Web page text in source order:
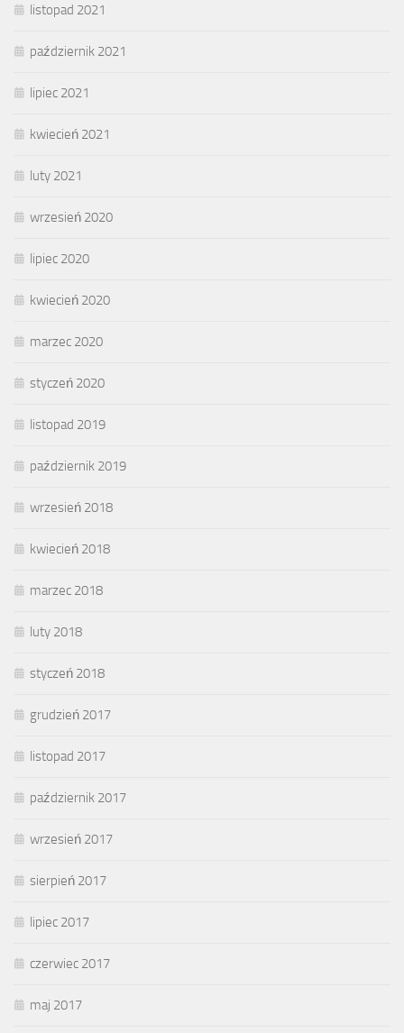
listopad 2021
październik 2021
lipiec 2021
kwiecień 2021
luty 2021
wrzesień 2020
lipiec 2020
kwiecień 2020
marzec 2020
styczeń 2020
listopad 2019
październik 2019
wrzesień 2018
kwiecień 2018
marzec 2018
luty 2018
styczeń 2018
grudzień 2017
listopad 2017
październik 2017
wrzesień 2017
sierpień 2017
lipiec 2017
czerwiec 2017
maj 2017